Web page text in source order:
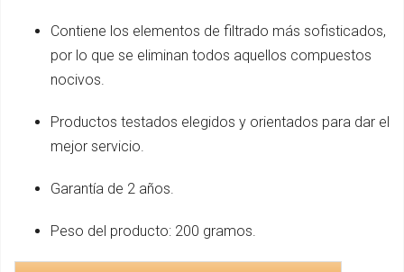
Contiene los elementos de filtrado más sofisticados,
por lo que se eliminan todos aquellos compuestos
nocivos.
Productos testados elegidos y orientados para dar el
mejor servicio.
Garantía de 2 años.
Peso del producto: 200 gramos.